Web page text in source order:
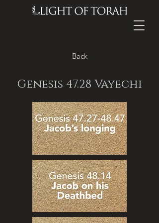
Back
Genesis 47.28 Vayechi